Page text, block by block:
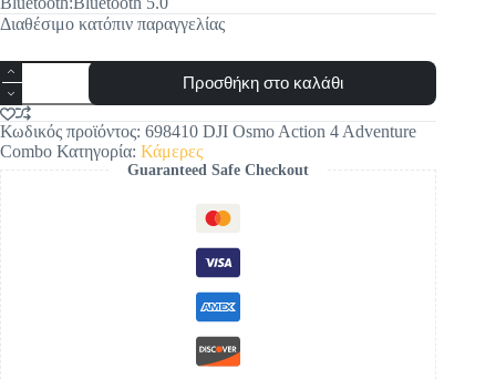
Διαθέσιμο κατόπιν παραγγελίας
DJI
Osmo
Action
4
Adventure
Combo
ποσότητα
Προσθήκη στο καλάθι
Κωδικός προϊόντος: 698410 DJI Osmo Action 4 Adventure
Combo Κατηγορία: Κάμερες
Guaranteed Safe Checkout